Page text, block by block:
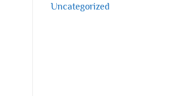
Uncategorized